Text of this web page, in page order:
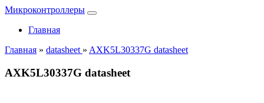
Микроконтроллеры
Главная
Главная » datasheet » AXK5L30337G datasheet
AXK5L30337G datasheet